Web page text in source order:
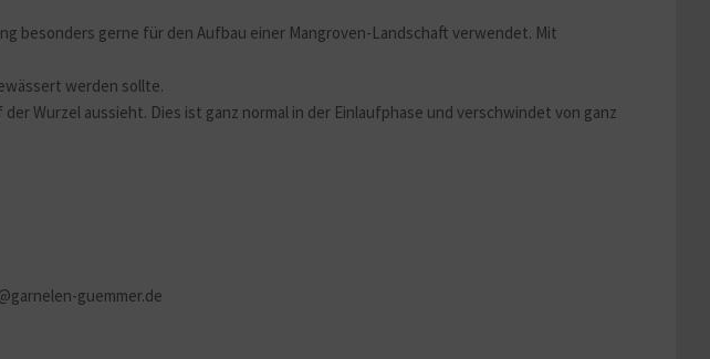
besonders gerne für den Aufbau einer Mangroven-Landschaft verwendet. Mit
werden sollte.
Wurzel aussieht. Dies ist ganz normal in der Einlaufphase und verschwindet von ganz
guemmer.de